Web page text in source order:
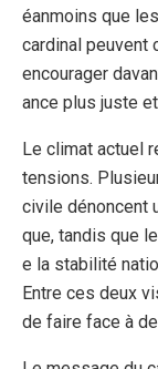
éanmoins que
cardinal peuvent
encourager
ance plus juste
Le climat actuel
tensions.
civile dénoncent
que, tandis que
e la stabilité
Entre ces deux
de faire face à